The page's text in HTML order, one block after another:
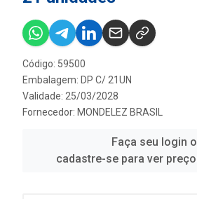
Código: 59500
Embalagem: DP C/ 21UN
Validade: 25/03/2028
Fornecedor: MONDELEZ BRASIL
Faça seu login
cadastre-se para ver